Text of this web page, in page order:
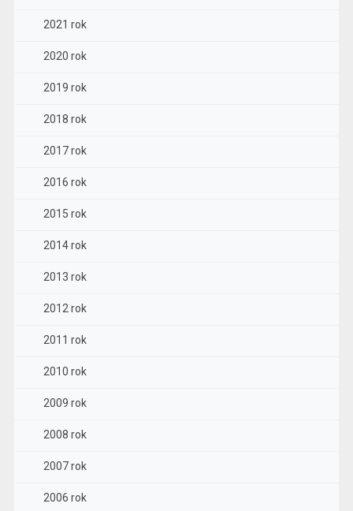
2021 rok
2020 rok
2019 rok
2018 rok
2017 rok
2016 rok
2015 rok
2014 rok
2013 rok
2012 rok
2011 rok
2010 rok
2009 rok
2008 rok
2007 rok
2006 rok